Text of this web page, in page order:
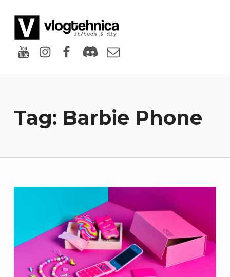
YoutubeInstagram
Facebook
DiscordEmail
Tag: Barbie Phone